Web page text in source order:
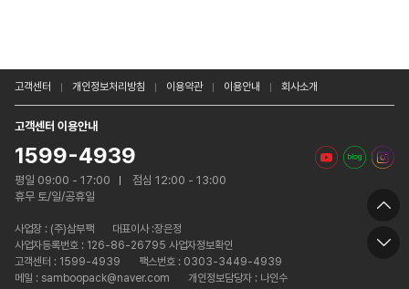
고객센터 개인정보처리방침 이용약관 이용안내 회사소개
고객센터 이용안내
1599-4939
평일 09:00 - 17:00
점심 12:00 - 13:00
휴무 토/일/공휴일
사업장 : (주)삼부팩
대표이사 :장은정
사업자등록번호 : 126-86-26795 사업자정보확인
고객센터 : 1599-4939
팩스번호 : 0303-3449-4939
메일 : samboopack@naver.com
개인정보담당자 : 나인수